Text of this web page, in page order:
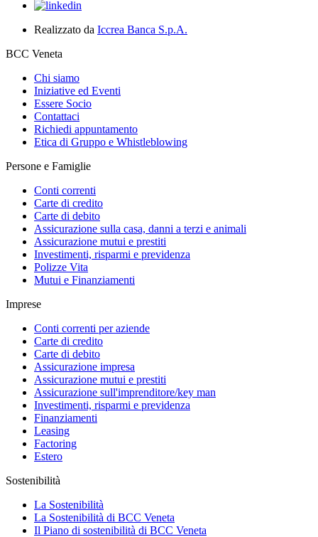
Realizzato da Iccrea Banca S.p.A.
BCC Veneta
Chi siamo
Iniziative ed Eventi
Essere Socio
Contattaci
Richiedi appuntamento
Etica di Gruppo e Whistleblowing
Persone e Famiglie
Conti correnti
Carte di credito
Carte di debito
Assicurazione sulla casa, danni a terzi e animali
Assicurazione mutui e prestiti
Investimenti, risparmi e previdenza
Polizze Vita
Mutui e Finanziamenti
Imprese
Conti correnti per aziende
Carte di credito
Carte di debito
Assicurazione impresa
Assicurazione mutui e prestiti
Assicurazione sull'imprenditore/key man
Investimenti, risparmi e previdenza
Finanziamenti
Leasing
Factoring
Estero
Sostenibilità
La Sostenibilità
La Sostenibilità di BCC Veneta
Il Piano di sostenibilità di BCC Veneta